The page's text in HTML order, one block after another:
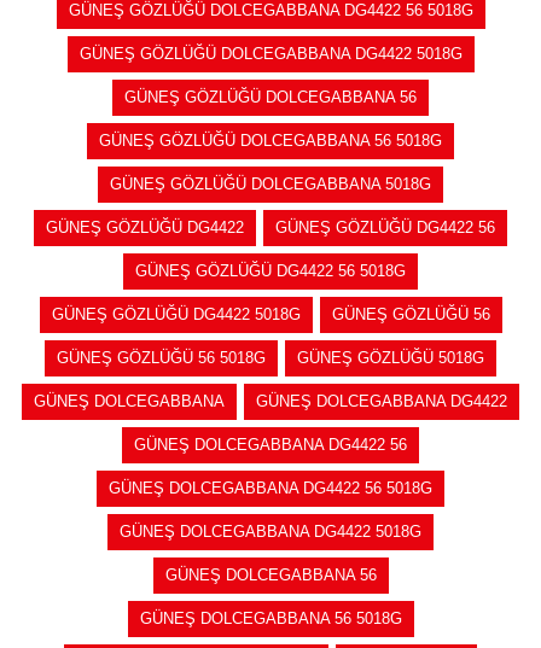
GÜNEŞ GÖZLÜĞÜ DOLCEGABBANA DG4422 56 5018G
GÜNEŞ GÖZLÜĞÜ DOLCEGABBANA DG4422 5018G
GÜNEŞ GÖZLÜĞÜ DOLCEGABBANA 56
GÜNEŞ GÖZLÜĞÜ DOLCEGABBANA 56 5018G
GÜNEŞ GÖZLÜĞÜ DOLCEGABBANA 5018G
GÜNEŞ GÖZLÜĞÜ DG4422 GÜNEŞ GÖZLÜĞÜ DG4422 56
GÜNEŞ GÖZLÜĞÜ DG4422 56 5018G
GÜNEŞ GÖZLÜĞÜ DG4422 5018G GÜNEŞ GÖZLÜĞÜ 56
GÜNEŞ GÖZLÜĞÜ 56 5018G GÜNEŞ GÖZLÜĞÜ 5018G
GÜNEŞ DOLCEGABBANA GÜNEŞ DOLCEGABBANA DG4422
GÜNEŞ DOLCEGABBANA DG4422 56
GÜNEŞ DOLCEGABBANA DG4422 56 5018G
GÜNEŞ DOLCEGABBANA DG4422 5018G
GÜNEŞ DOLCEGABBANA 56
GÜNEŞ DOLCEGABBANA 56 5018G